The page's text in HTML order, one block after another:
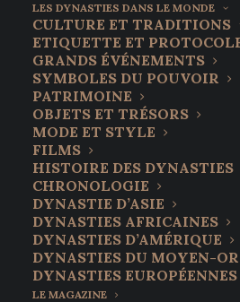
LES DYNASTIES DANS LE MONDE
CULTURE ET TRADITIONS
ETIQUETTE ET
GRANDS ÉVÉNEMENTS
SYMBOLES DU POUVOIR
PATRIMOINE
OBJETS ET TRÉSORS
MODE ET STYLE
FILMS
HISTOIRE DES DYNASTIES
CHRONOLOGIE
DYNASTIE D’ASIE
DYNASTIES AFRICAINES
DYNASTIES D’AMÉRIQUE
DYNASTIES DU MOYEN-
DYNASTIES EUROPÉENNES
LE MAGAZINE
Justin
Canterbury :
nous